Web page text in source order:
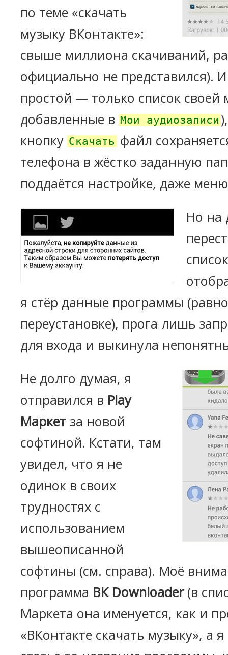
по теме «скачать
музыку ВКонтакте»:
свыше миллиона скачиваний,
официально не представился).
простой — только список своей
добавленные в Мои аудиозаписи
кнопку Скачать файл
телефона в жёстко заданную
поддаётся настройке, даже
Но на
я стёр данные программы
переустановке), прога лишь
для входа и выкинула
Не долго думая, я
отправился в Play
Маркет за новой
софтиной. Кстати, там
увидел, что я не
одинок в своих
трудностях с
использованием
вышеописанной
софтины (см. справа). Моё
программа ВК Downloader(в
Маркета она именуется, как и
«ВКонтакте скачать музыку», а